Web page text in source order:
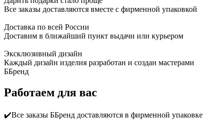
Все заказы доставляются вместе c фирменной упаковкой
Доставка по всей России
Доставим в ближайший пункт выдачи или курьером
Эксклюзивный дизайн
Каждый дизайн изделия разработан и создан мастерами
ББренд
Работаем для вас
✔️Все заказы ББренд доставляются в фирменной упаковке